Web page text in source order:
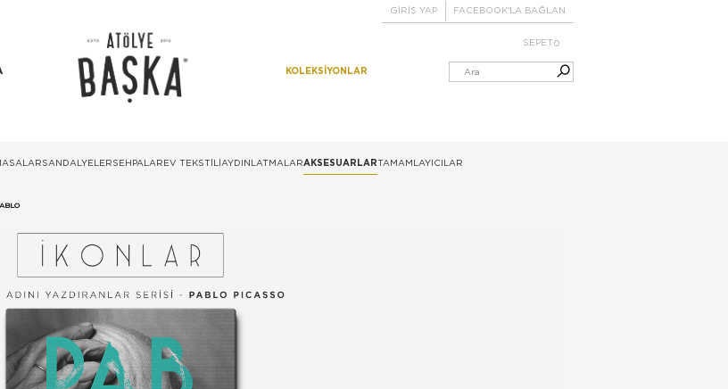
KOLEKSIYONLAR
GİRİŞ YAP FACEBOOK'LA BAĞLAN
SEPET 0
SANDALYELER SEHPALAR EV TEKSTILI AYDINLATMALARAKSESUARLARTAMAMLAYICILAR